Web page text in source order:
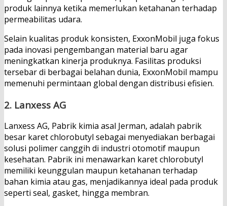
produk lainnya ketika memerlukan ketahanan terhadap
permeabilitas udara.
Selain kualitas produk konsisten, ExxonMobil juga fokus
pada inovasi pengembangan material baru agar
meningkatkan kinerja produknya. Fasilitas produksi
tersebar di berbagai belahan dunia, ExxonMobil mampu
memenuhi permintaan global dengan distribusi efisien.
2. Lanxess AG
Lanxess AG, Pabrik kimia asal Jerman, adalah pabrik
besar karet chlorobutyl sebagai menyediakan berbagai
solusi polimer canggih di industri otomotif maupun
kesehatan. Pabrik ini menawarkan karet chlorobutyl
memiliki keunggulan maupun ketahanan terhadap
bahan kimia atau gas, menjadikannya ideal pada produk
seperti seal, gasket, hingga membran.